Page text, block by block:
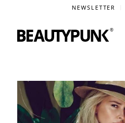
NEWSLETTER